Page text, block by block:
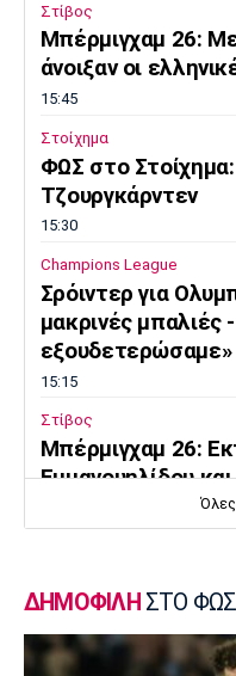
Στίβος
Μπέρμιγχαμ 26:
άνοιξαν οι
15:45
Στοίχημα
ΦΩΣ στο Στοίχημα:
Τζουργκάρντεν
15:30
Champions League
Σρόιντερ για
μακρινές μπαλιές
εξουδετερώσαμε»
15:15
Στίβος
Μπέρμιγχαμ 26:
Εμμανουηλίδου
14:50
Μπάσκετ Ελλάδα
Όλες
ΔΗΜΟΦΙΛΗ ΣΤΟ ΦΩΣ